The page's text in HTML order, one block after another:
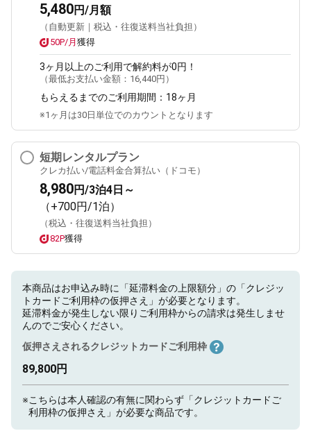
5,480円/月額
（自動更新｜税込・往復送料当社負担）
50P/月 獲得
3ヶ月 以上のご利用で解約料が0円！
（最低お支払い金額： 16,440円 ）
もらえるまでのご利用期間： 18ヶ月
※1ヶ月は30日単位でのカウントとなります
短期レンタルプラン
クレカ払い/電話料金合算払い（ドコモ）
8,980円/3泊4日～
（+700円/1泊）
（税込・往復送料当社負担）
82P獲得
本商品はお申込み時に「延滞料金の上限額分」の「クレジッ
トカードご利用枠の仮押さえ」が必要となります。
延滞料金が発生しない限りご利用枠からの請求は発生しませ
んのでご安心ください。
仮押さえされるクレジットカードご利用枠
89,800円
※こちらは本人確認の有無に関わらず「クレジットカードご
利用枠の仮押さえ」が必要な商品です。